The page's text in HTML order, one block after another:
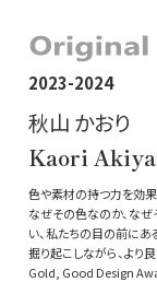
2023-2024
秋山 かおり
Kaori
色や素材の持つ力を効
なぜその色なのか、な
い、私たちの目の前に
掘り起こしながら、より
Gold, Good Design